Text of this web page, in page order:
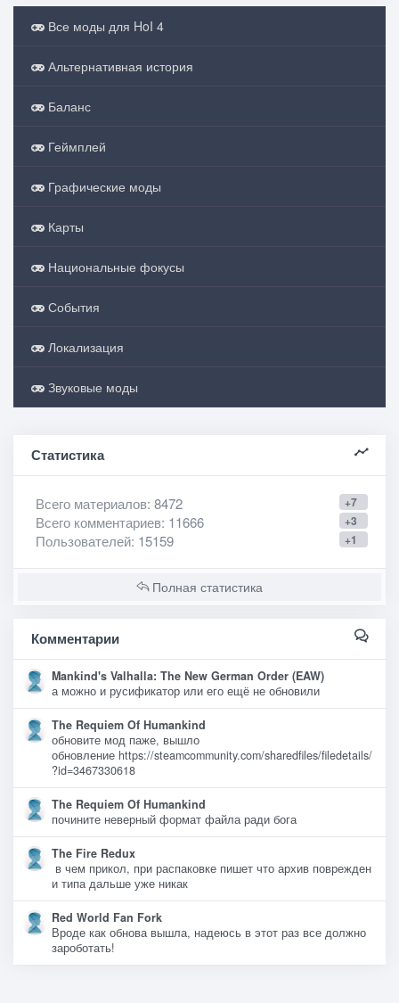
Все моды для HoI 4
Альтернативная история
Баланс
Геймплей
Графические моды
Карты
Национальные фокусы
События
Локализация
Звуковые моды
Статистика
+7
Всего материалов: 8472
+3
Всего комментариев: 11666
+1
Пользователей: 15159
Полная статистика
Комментарии
Mankind's Valhalla: The New German Order (EAW)
а можно и русификатор или его ещё не обновили
The Requiem Of Humankind
обновите мод паже, вышло
обновление https://steamcommunity.com/sharedfiles/filedetails/
?id=3467330618
The Requiem Of Humankind
почините неверный формат файла ради бога
The Fire Redux
в чем прикол, при распаковке пишет что архив поврежден
и типа дальше уже никак
Red World Fan Fork
Вроде как обнова вышла, надеюсь в этот раз все должно
зароботать!